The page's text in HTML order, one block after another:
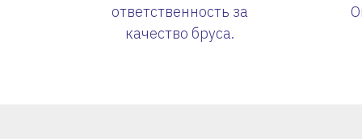
ответственность за
качество бруса.